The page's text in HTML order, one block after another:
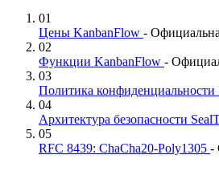
01
Цены KanbanFlow -
02
Функции KanbanFlow -
03
Политика конфиденциальности
04
Архитектура безопасности
05
RFC 8439: ChaCha20-Poly1305 -